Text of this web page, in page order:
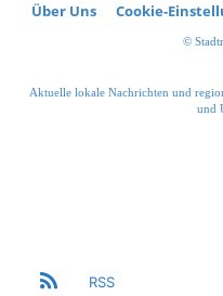
Über Uns Cookie-
©
Aktuelle lokale Nachrichten und
und
RSS